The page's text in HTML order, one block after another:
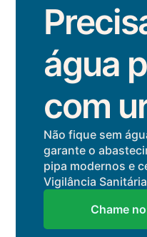
água
com
Não fique sem
garante o
pipa modernos e
Vigilância
Chame